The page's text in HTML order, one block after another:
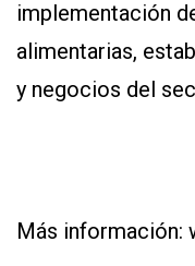
implementación
alimentarias,
y negocios del
Más información: